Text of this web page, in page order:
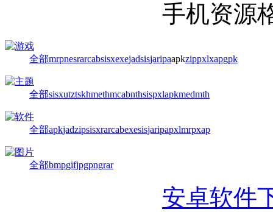
手机资源
全部mrpnesrarcabsisxexejadsisjaripaapkzippxlxapgpk
全部sisxutztskhmethmcabnthsispxlapkmedmth
全部apkjadzipsisxrarcabexesisjaripapxlmrpxap
全部bmpgifjpgpngrar
安卓软件